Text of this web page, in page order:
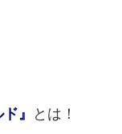
』 とは！